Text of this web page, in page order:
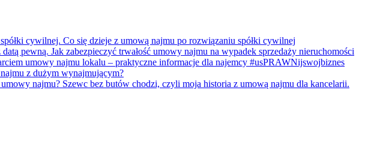
cywilnej. Co się dzieje z umową najmu po rozwiązaniu spółki cywilnej
pewną. Jak zabezpieczyć trwałość umowy najmu na wypadek sprzedaży nieruchomości
umowy najmu lokalu – praktyczne informacje dla najemcy #usPRAWNijswojbiznes
z dużym wynajmującym?
najmu? Szewc bez butów chodzi, czyli moja historia z umową najmu dla kancelarii.